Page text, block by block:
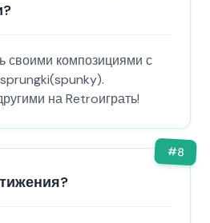
своими композициями с
на Retroиграть!
#8